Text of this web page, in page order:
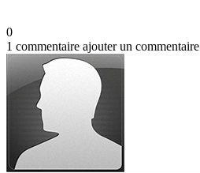
0
1 commentaire ajouter un commentaire